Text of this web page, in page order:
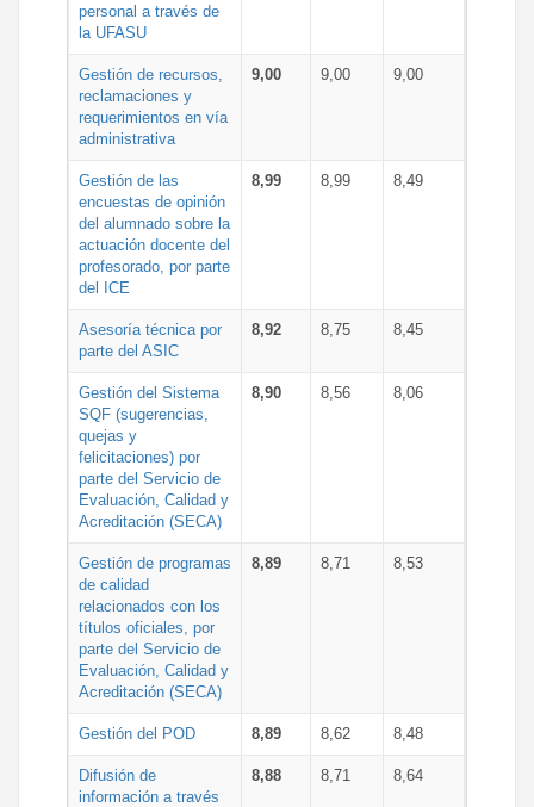
personal a través de
la UFASU
Gestión de recursos,
reclamaciones y
requerimientos en vía
administrativa
9,00 9,00 9,00
Gestión de las
encuestas de opinión
del alumnado sobre la
actuación docente del
profesorado, por parte
del ICE
8,99 8,99 8,49
Asesoría técnica por
parte del ASIC
8,92 8,75 8,45
Gestión del Sistema
SQF (sugerencias,
quejas y
felicitaciones) por
parte del Servicio de
Evaluación, Calidad y
Acreditación (SECA)
8,90 8,56 8,06
Gestión de programas
de calidad
relacionados con los
títulos oficiales, por
parte del Servicio de
Evaluación, Calidad y
Acreditación (SECA)
8,89 8,71 8,53
Gestión del POD 8,89 8,62 8,48
Difusión de
información a través
8,88 8,71 8,64